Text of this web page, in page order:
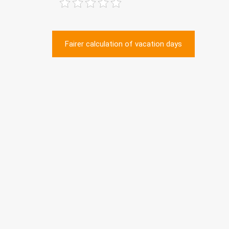
Post
navigation
Fairer calculation of vacation days